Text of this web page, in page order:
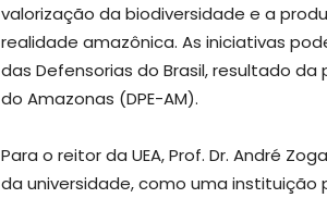
valorização da biodiversidade e a
realidade amazônica. As iniciativas
das Defensorias do Brasil, resultado da
do Amazonas (DPE-AM).
Para o reitor da UEA, Prof. Dr. André
da universidade, como uma